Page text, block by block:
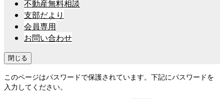
不動産無料相談
支部だより
会員専用
お問い合わせ
閉じる
このページはパスワードで保護されています。下記にパスワードを
入力してください。